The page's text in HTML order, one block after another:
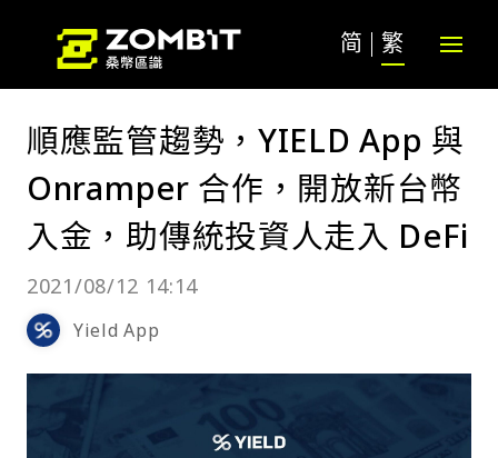
简 繁
順應監管趨勢，YIELD App 與
Onramper 合作，開放新台幣
入金，助傳統投資人走入 DeFi
2021/08/12 14:14
Yield App